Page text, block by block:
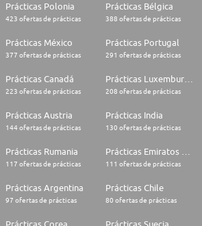
Prácticas Polonia
423 ofertas de prácticas
Prácticas Bélgica
388 ofertas de prácticas
Prácticas México
377 ofertas de prácticas
Prácticas Portugal
291 ofertas de prácticas
Prácticas Canadá
223 ofertas de prácticas
Prácticas Luxemburgo
208 ofertas de prácticas
Prácticas Austria
144 ofertas de prácticas
Prácticas India
130 ofertas de prácticas
Prácticas Rumania
117 ofertas de prácticas 111 ofertas de prácticas
Prácticas Argentina
97 ofertas de prácticas
Prácticas Chile
80 ofertas de prácticas